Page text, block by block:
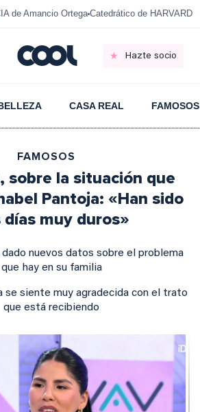
de Amancio Ortega Catedrático de HARVARD
Hazte socio
CASA REAL FAMOSOS
FAMOSOS
sobre la situación que
Pantoja: «Han sido
días muy duros»
dado nuevos datos sobre el problema
que hay en su familia
se siente muy agradecida con el trato
que está recibiendo